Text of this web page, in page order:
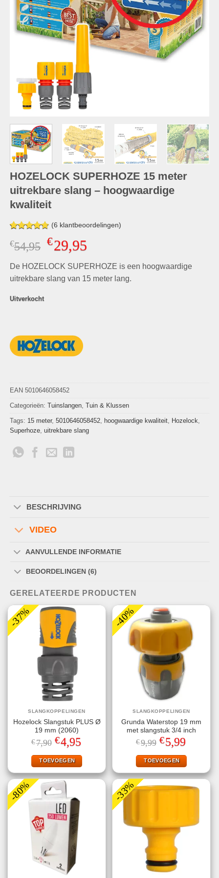
HOZELOCK SUPERHOZE 15 meter
uitrekbare slang – hoogwaardige
kwaliteit
Gewaardeerd
4.67op 5
gebaseerd
waarderingen
(6 klantbeoordelingen)
€54,95 Oorspronkelijke
was:
€54,95.
€29,95Huidige
is:
€29,95.
De HOZELOCK SUPERHOZE is een hoogwaardige
uitrekbare slang van 15 meter lang.
Uitverkocht
EAN 5010646058452
Categorieën: Tuinslangen Tuin & Klussen
Tags: 15 meter, 5010646058452 hoogwaardige kwaliteit Hozelock
Superhoze uitrekbare slang
BESCHRIJVING
VIDEO
AANVULLENDE INFORMATIE
BEOORDELINGEN (6)
GERELATEERDE PRODUCTEN
-37%
SLANGKOPPELINGEN
Hozelock Slangstuk PLUS Ø
19 mm (2060)
€7,90 Oorspronkelijke
prijs
was:
€7,90.
€4,95
is:
€4,95.
TOEVOEGEN
-40%
SLANGKOPPELINGEN
Grunda Waterstop 19 mm
met slangstuk 3/4 inch
€9,99 Oorspronkelijke
prijs
was:
€9,99.
€5,99
is:
€5,99.
TOEVOEGEN
-80% -33%